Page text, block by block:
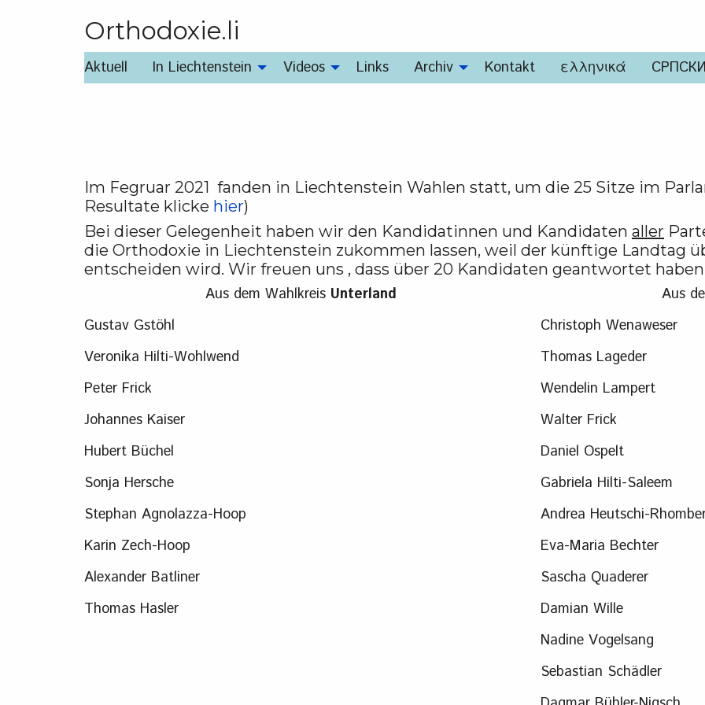
Orthodoxie.li
Aktuell In Liechtenstein Videos Links Archiv Kontakt ελληνικά
Im Fegruar 2021 fanden in Liechtenstein Wahlen statt, um die 25 Sitze im
Resultate klicke hier)
Bei dieser Gelegenheit haben wir den Kandidatinnen und Kandidaten aller
die Orthodoxie in Liechtenstein zukommen lassen, weil der künftige Landtag
entscheiden wird. Wir freuen uns , dass über 20 Kandidaten geantwortet haben
Aus dem Wahlkreis Unterland
Gustav Gstöhl
Veronika Hilti-Wohlwend
Peter Frick
Johannes Kaiser
Hubert Büchel
Sonja Hersche
Stephan Agnolazza-Hoop
Karin Zech-Hoop
Alexander Batliner
Thomas Hasler
Aus
Christoph Wenaweser
Thomas Lageder
Wendelin Lampert
Walter Frick
Daniel Ospelt
Gabriela Hilti-Saleem
Andrea Heutschi-
Eva-Maria Bechter
Sascha Quaderer
Damian Wille
Nadine Vogelsang
Sebastian Schädler